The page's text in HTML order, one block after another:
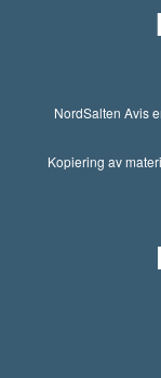
NordSalten Avis
Kopiering av